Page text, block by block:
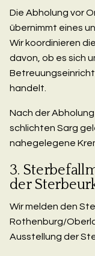
Die Abholung vor
übernimmt eines
Wir koordinieren
davon, ob es sich
handelt.
Nach der
schlichten Sarg
nahegelegene
3.
der
Wir melden den
Rothenburg/
Ausstellung der